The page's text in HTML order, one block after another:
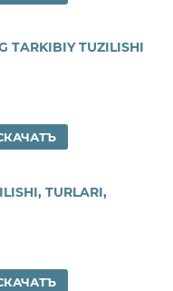
TARKIBIY TUZILISHI
TURLARI,